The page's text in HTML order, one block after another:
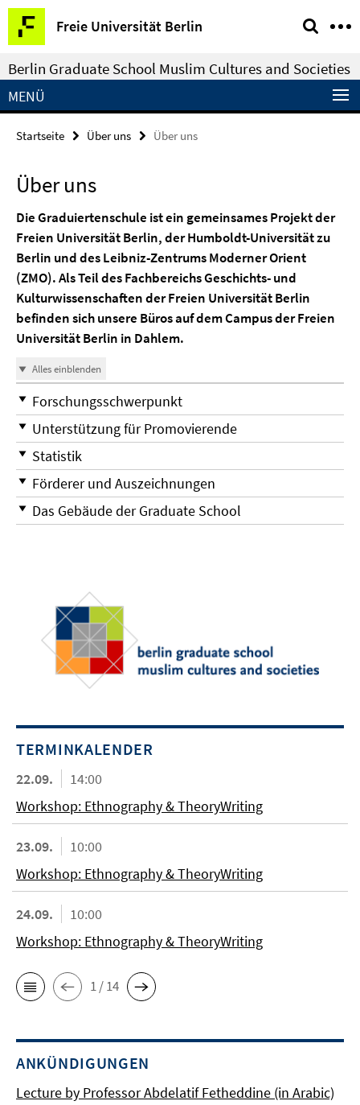
Springe
direkt
zu
Inhalt
Freie Universität Berlin
Service-
Navigation
Berlin Graduate School Muslim Cultures and Societies
MENÜ
Startseite Über uns Über uns
Über uns
Die Graduiertenschule ist ein gemeinsames Projekt der
Freien Universität Berlin, der Humboldt-Universität zu
Berlin und des Leibniz-Zentrums Moderner Orient
(ZMO). Als Teil des Fachbereichs Geschichts- und
Kulturwissenschaften der Freien Universität Berlin
befinden sich unsere Büros auf dem Campus der Freien
Universität Berlin in Dahlem.
Alles einblenden
Forschungsschwerpunkt
Unterstützung für Promovierende
Statistik
Förderer und Auszeichnungen
Das Gebäude der Graduate School
TERMINKALENDER
22.09.
14:00
Workshop: Ethnography & TheoryWriting
23.09.
10:00
Workshop: Ethnography & TheoryWriting
24.09.
10:00
Workshop: Ethnography & TheoryWriting
1 / 14
ANKÜNDIGUNGEN
Lecture by Professor Abdelatif Fetheddine (in Arabic)